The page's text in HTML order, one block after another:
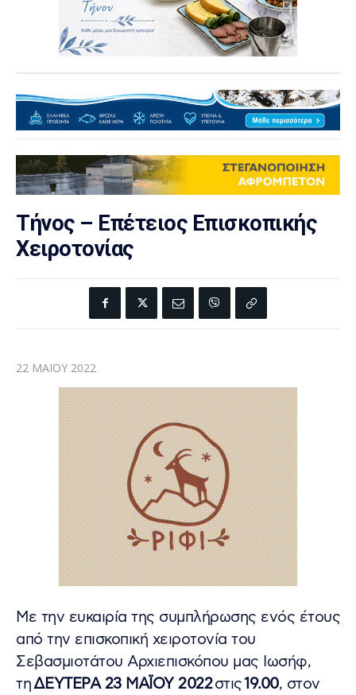
Τήνος – Επέτειος Επισκοπικής
Χειροτονίας
22 ΜΑΪ́ΟΥ 2022
Με την ευκαιρία της συμπλήρωσης ενός έτους
από την επισκοπική χειροτονία του
Σεβασμιοτάτου Αρχιεπισκόπου μας Ιωσήφ,
τηΔΕΥΤΕΡΑ 23 ΜΑΪΟΥ 2022στις19.00, στον